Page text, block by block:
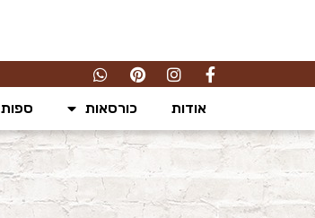
אודות כורסאות ספות